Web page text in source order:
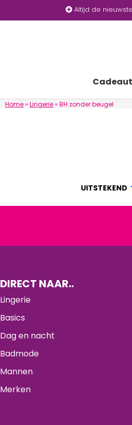
Altijd de
Home» Lingerie» BH zonder beugel
UITSTEKEND
DIRECT NAAR..
Lingerie
Basics
Dag en nacht
Badmode
Mannen
Merken